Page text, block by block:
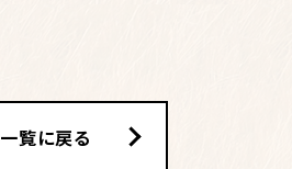
一覧に戻る